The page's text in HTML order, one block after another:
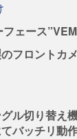
ェース
フロントカ
ル切り替え
バッチリ動作